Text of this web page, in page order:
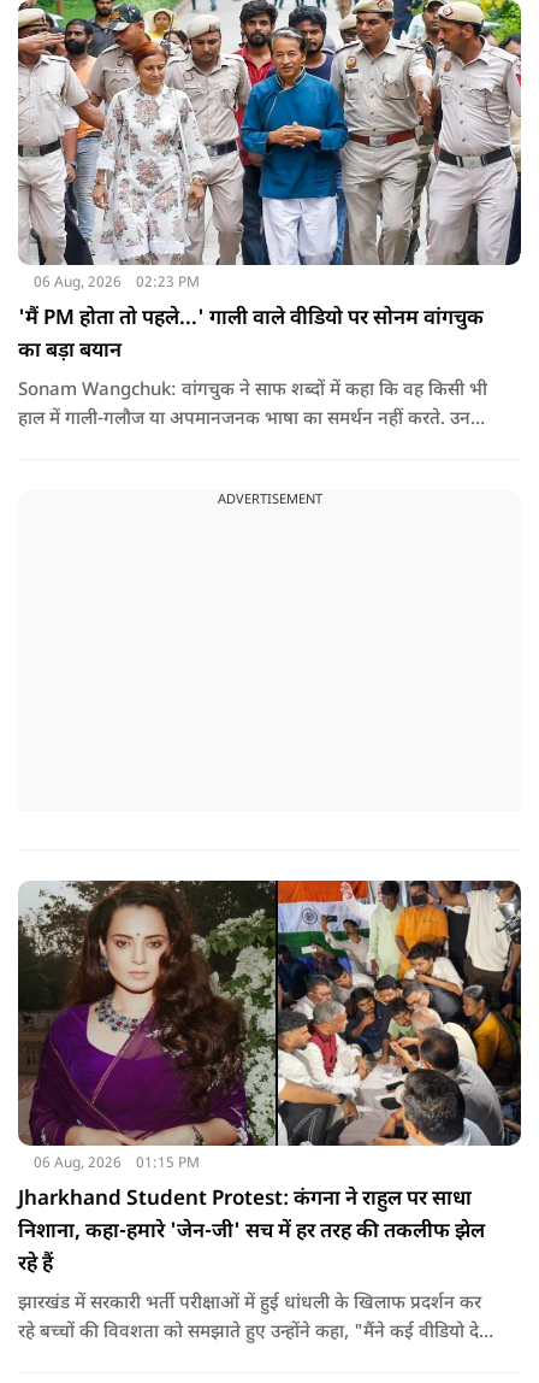
06 Aug, 2026 02:23 PM
'मैं PM होता तो पहले...' गाली वाले वीडियो पर सोनम वांगचुक
का बड़ा बयान
Sonam Wangchuk: वांगचुक ने साफ शब्दों में कहा कि वह किसी भी
हाल में गाली-गलौज या अपमानजनक भाषा का समर्थन नहीं करते. उनका
ADVERTISEMENT
06 Aug, 2026 01:15 PM
Jharkhand Student Protest: कंगना ने राहुल पर साधा
निशाना, कहा-हमारे 'जेन-जी' सच में हर तरह की तकलीफ झेल
रहे हैं
झारखंड में सरकारी भर्ती परीक्षाओं में हुई धांधली के खिलाफ प्रदर्शन कर
रहे बच्चों की विवशता को समझाते हुए उन्होंने कहा, "मैंने कई वीडियो देखे